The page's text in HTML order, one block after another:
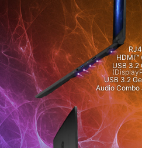
HDMI™
USB 3.2
USB 3.2
Audio Combo